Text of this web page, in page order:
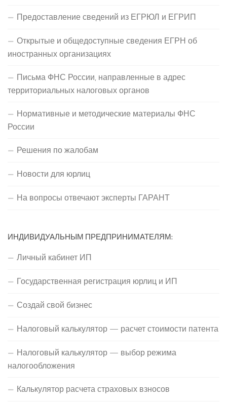
Предоставление сведений из ЕГРЮЛ и ЕГРИП
Открытые и общедоступные сведения ЕГРН об
иностранных организациях
Письма ФНС России, направленные в адрес
территориальных налоговых органов
Нормативные и методические материалы ФНС
России
Решения по жалобам
Новости для юрлиц
На вопросы отвечают эксперты ГАРАНТ
ИНДИВИДУАЛЬНЫМ ПРЕДПРИНИМАТЕЛЯМ:
Личный кабинет ИП
Государственная регистрация юрлиц и ИП
Создай свой бизнес
Налоговый калькулятор — расчет стоимости патента
Налоговый калькулятор — выбор режима
налогообложения
Калькулятор расчета страховых взносов